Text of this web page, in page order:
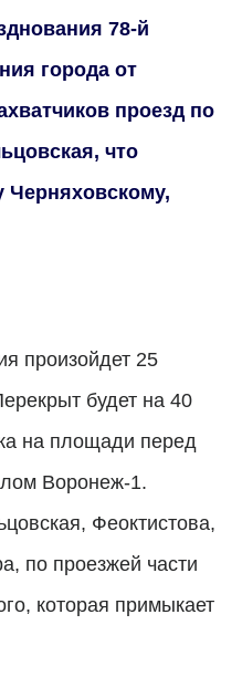
78-й
города от
проезд по
что
Черняховскому,
произойдет 25
будет на 40
на площади перед
Воронеж-1.
Феоктистова,
по проезжей части
которая примыкает